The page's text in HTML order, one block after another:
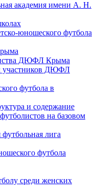
академия имени А. Н.
юношеского футбола
ДЮФЛ Крыма
участников ДЮФЛ
футбола в
и содержание
на базовом
лига
футбола
среди женских